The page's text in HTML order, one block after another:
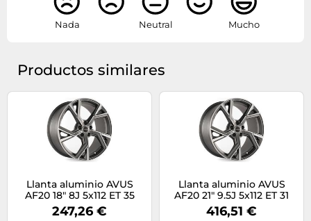
Nada Neutral Mucho
Productos similares
Llanta aluminio AVUS
AF20 18" 8J 5x112 ET 35
66.6 MATT ANTHRACITE
POLISHED
247,26 €
Llanta aluminio AVUS
AF20 21" 9.5J 5x112 ET 31
66.6 MATT ANTHRACITE
POLISHED
416,51 €